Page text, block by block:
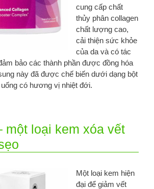
cung cấp chất
thủy phân collagen
chất lượng cao,
cải thiện sức khỏe
của da và có tác
bảo các thành phần được đồng hóa
này đã được chế biến dưới dạng bột
có hương vị nhiệt đới.
một loại kem xóa vết
Một loại kem hiện
đại để giảm vết